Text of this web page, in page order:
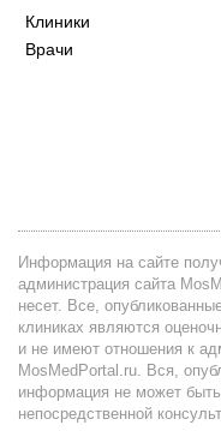
Клиники
Врачи
Информация на сайте
администрация сайта
несет. Все,
клиниках являются
и не имеют отношения к
MosMedPortal.ru. Вся,
информация не может
непосредственной